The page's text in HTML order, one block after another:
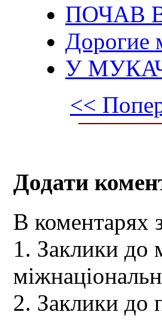
ПОЧАВ
Дорогие
У
<<
Додати
В коментарях
1. Заклики до
2. Заклики до